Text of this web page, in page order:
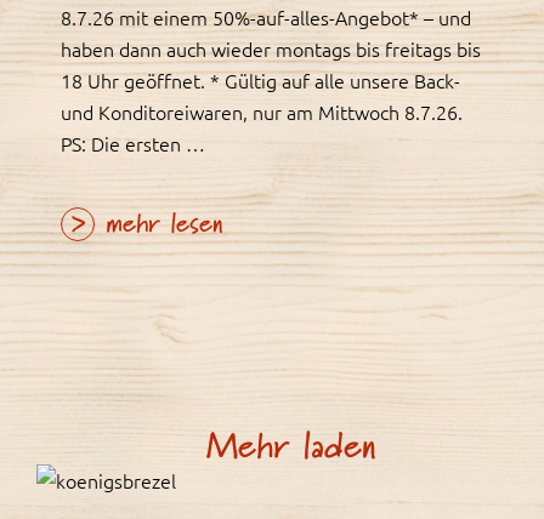
8.7.26 mit einem 50%-auf-alles-Angebot* – und
haben dann auch wieder montags bis freitags bis
18 Uhr geöffnet. * Gültig auf alle unsere Back-
und Konditoreiwaren, nur am Mittwoch 8.7.26.
PS: Die ersten …
mehr lesen
Mehr laden